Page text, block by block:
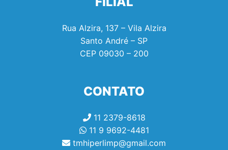
Rua Alzira, 137 – Vila Alzira
Santo André – SP
CEP 09030 – 200
CONTATO
11 2379-8618
11 9 9692-4481
tmhiperlimp@gmail.com